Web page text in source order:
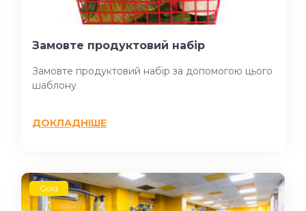
Замовте продуктовий набір
Замовте продуктовий набір за допомогою цього
шаблону
ДОКЛАДНІШЕ
Gold